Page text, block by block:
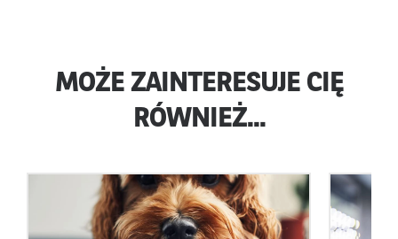
MOŻE ZAINTERESUJE CIĘ
RÓWNIEŻ...